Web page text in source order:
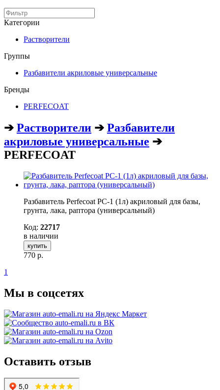
Категории
Растворители
Группы
Разбавители акриловые универсальные
Бренды
PERFECOAT
➔ Растворители ➔ Разбавители
акриловые универсальные ➔
PERFECOAT
Разбавитель Perfecoat PC-1 (1л) акриловый для базы,
грунта, лака, раптора (универсальный)
Код: 22717
в наличии
купить
770 р.
1
Мы в соцсетях
Оставить отзыв